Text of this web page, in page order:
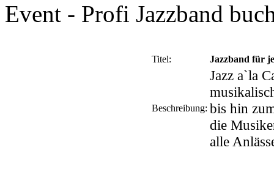
Event - Profi Jazzband
Titel: Jazzband für
Beschreibung:
Jazz a`la
bis hin
die
alle